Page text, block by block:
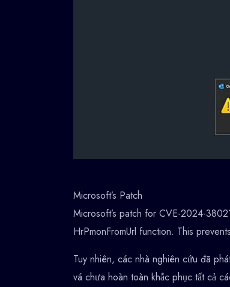
Microsoft’s Patch
Microsoft’s patch for CVE-2024-
HrPmonFromUrl function. This
Tuy nhiên, các nhà nghiên cứu đã
vá chưa hoàn toàn khắc phục tất cả